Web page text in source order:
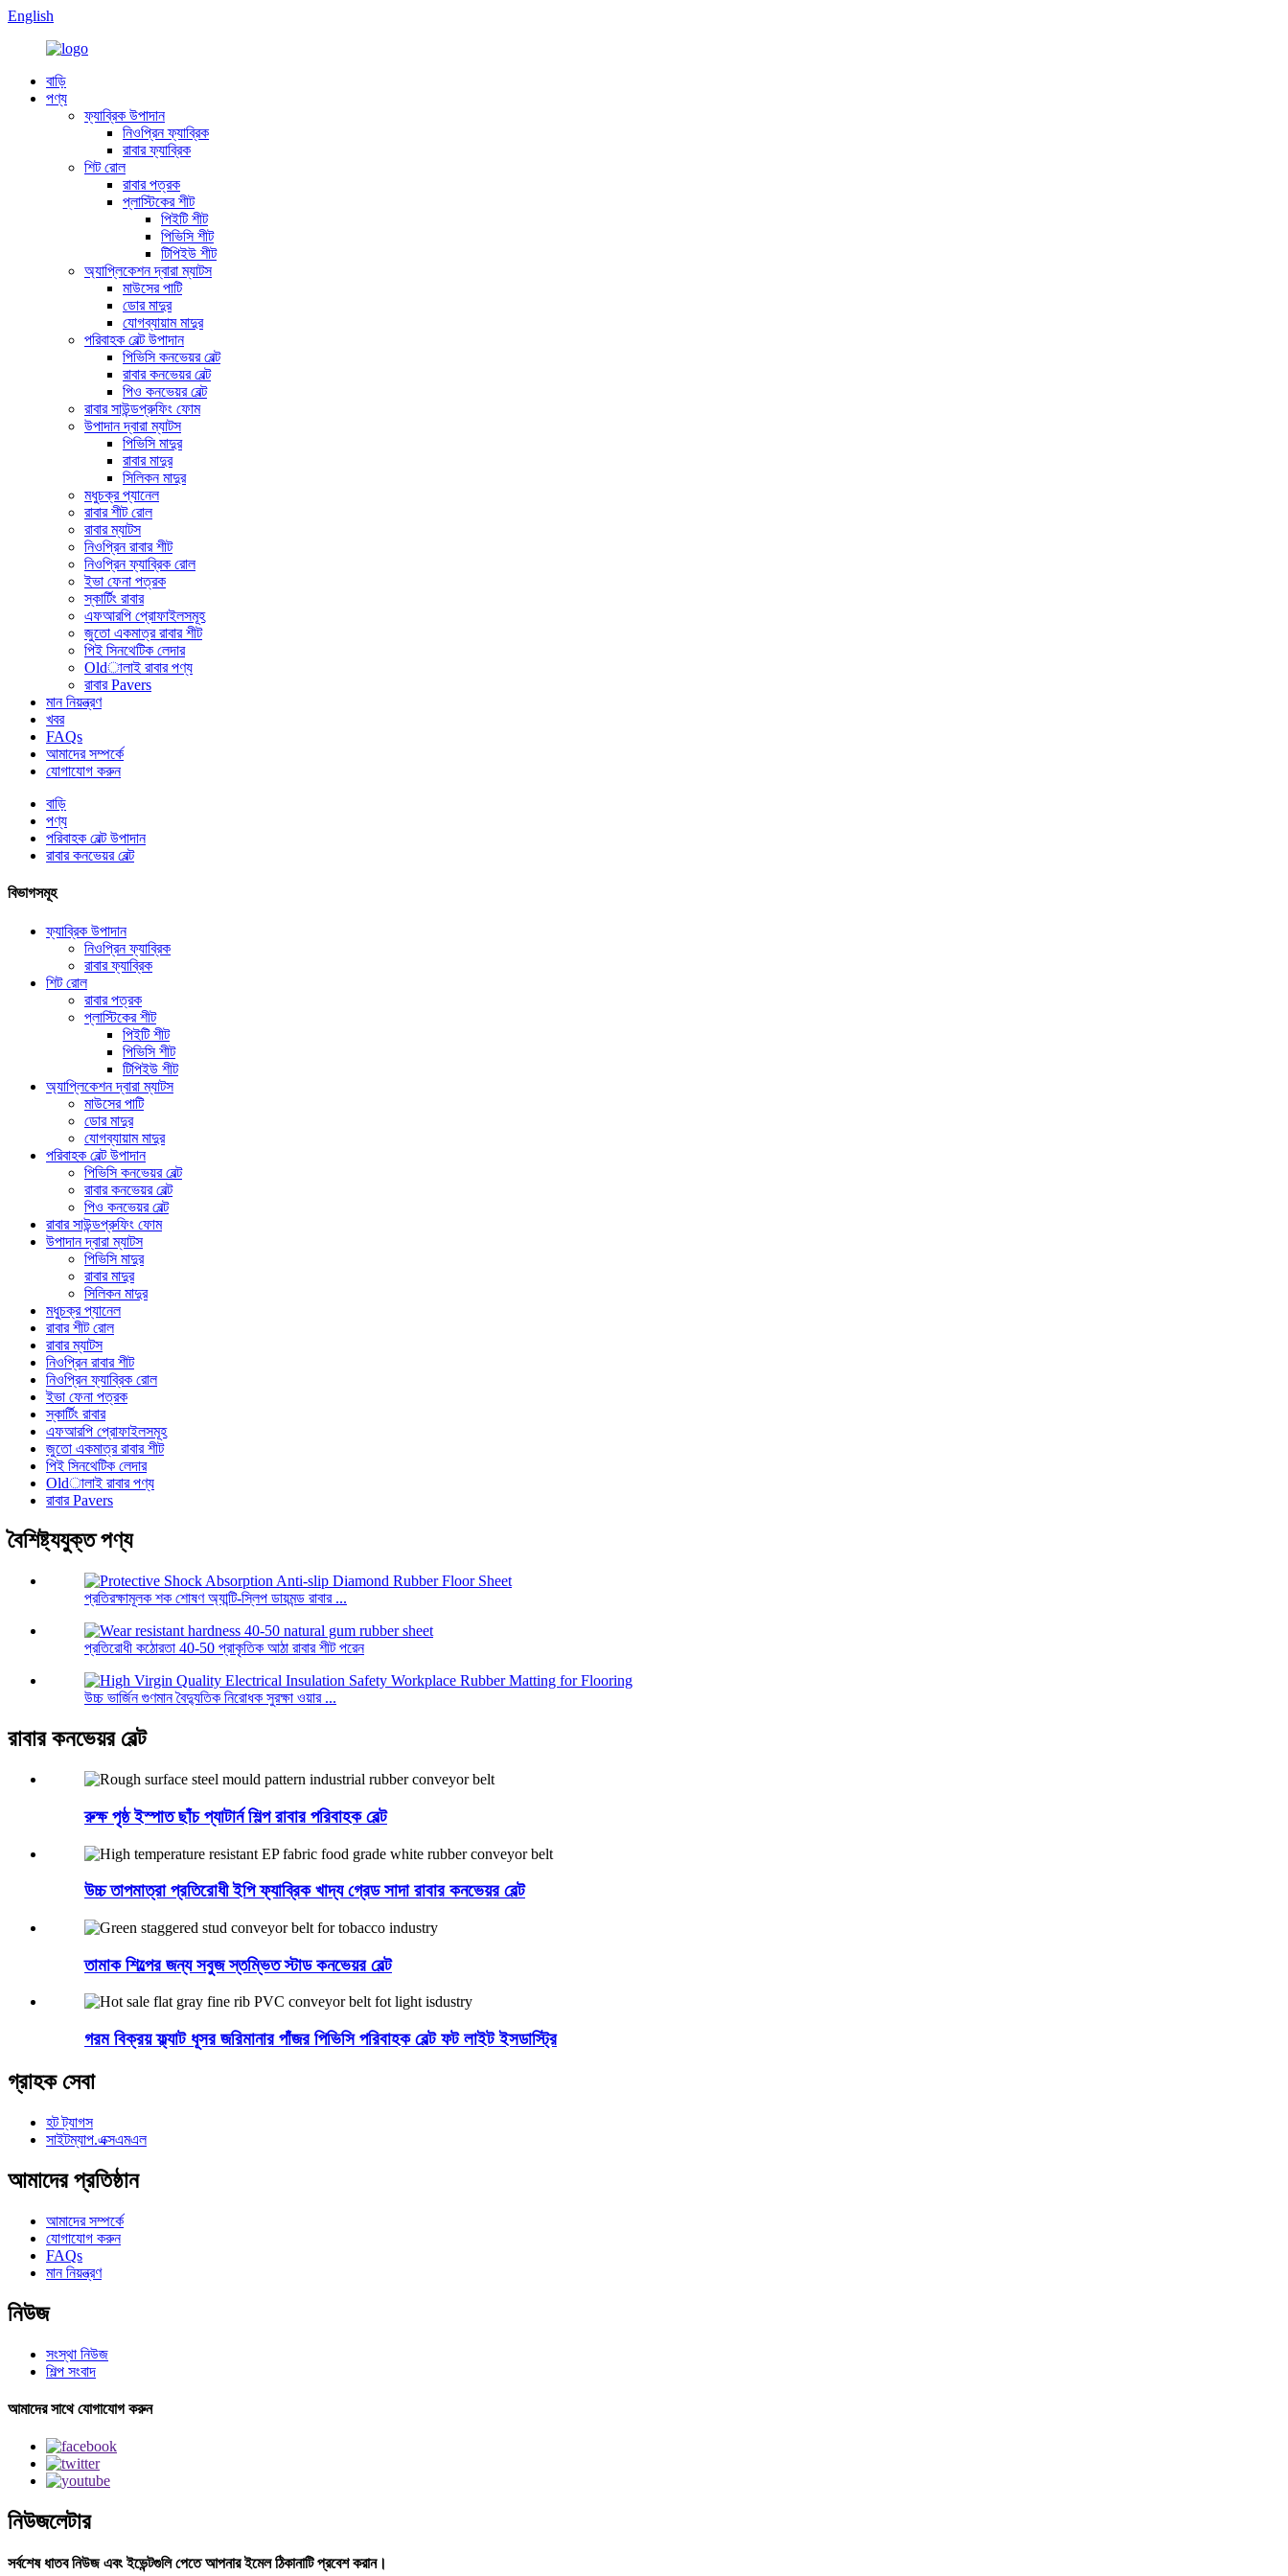
English
বাড়ি
পণ্য
ফ্যাব্রিক উপাদান
নিওপ্রিন ফ্যাব্রিক
রাবার ফ্যাব্রিক
শিট রোল
রাবার পত্রক
প্লাস্টিকের শীট
পিইটি শীট
পিভিসি শীট
টিপিইউ শীট
অ্যাপ্লিকেশন দ্বারা ম্যাটস
মাউসের পাটি
ডোর মাদুর
যোগব্যায়াম মাদুর
পরিবাহক বেল্ট উপাদান
পিভিসি কনভেয়র বেল্ট
রাবার কনভেয়র বেল্ট
পিও কনভেয়র বেল্ট
রাবার সাউন্ডপ্রুফিং ফোম
উপাদান দ্বারা ম্যাটস
পিভিসি মাদুর
রাবার মাদুর
সিলিকন মাদুর
মধুচক্র প্যানেল
রাবার শীট রোল
রাবার ম্যাটস
নিওপ্রিন রাবার শীট
নিওপ্রিন ফ্যাব্রিক রোল
ইভা ফেনা পত্রক
স্কার্টিং রাবার
এফআরপি প্রোফাইলসমূহ
জুতো একমাত্র রাবার শীট
পিই সিনথেটিক লেদার
Oldালাই রাবার পণ্য
রাবার Pavers
মান নিয়ন্ত্রণ
খবর
FAQs
আমাদের সম্পর্কে
যোগাযোগ করুন
বাড়ি
পণ্য
পরিবাহক বেল্ট উপাদান
রাবার কনভেয়র বেল্ট
বিভাগসমূহ
ফ্যাব্রিক উপাদান
নিওপ্রিন ফ্যাব্রিক
রাবার ফ্যাব্রিক
শিট রোল
রাবার পত্রক
প্লাস্টিকের শীট
পিইটি শীট
পিভিসি শীট
টিপিইউ শীট
অ্যাপ্লিকেশন দ্বারা ম্যাটস
মাউসের পাটি
ডোর মাদুর
যোগব্যায়াম মাদুর
পরিবাহক বেল্ট উপাদান
পিভিসি কনভেয়র বেল্ট
রাবার কনভেয়র বেল্ট
পিও কনভেয়র বেল্ট
রাবার সাউন্ডপ্রুফিং ফোম
উপাদান দ্বারা ম্যাটস
পিভিসি মাদুর
রাবার মাদুর
সিলিকন মাদুর
মধুচক্র প্যানেল
রাবার শীট রোল
রাবার ম্যাটস
নিওপ্রিন রাবার শীট
নিওপ্রিন ফ্যাব্রিক রোল
ইভা ফেনা পত্রক
স্কার্টিং রাবার
এফআরপি প্রোফাইলসমূহ
জুতো একমাত্র রাবার শীট
পিই সিনথেটিক লেদার
Oldালাই রাবার পণ্য
রাবার Pavers
বৈশিষ্ট্যযুক্ত পণ্য
প্রতিরক্ষামূলক শক শোষণ অ্যান্টি-স্লিপ ডায়মন্ড রাবার ...
প্রতিরোধী কঠোরতা 40-50 প্রাকৃতিক আঠা রাবার শীট পরেন
উচ্চ ভার্জিন গুণমান বৈদ্যুতিক নিরোধক সুরক্ষা ওয়ার ...
রাবার কনভেয়র বেল্ট
রুক্ষ পৃষ্ঠ ইস্পাত ছাঁচ প্যাটার্ন শিল্প রাবার পরিবাহক বেল্ট
উচ্চ তাপমাত্রা প্রতিরোধী ইপি ফ্যাব্রিক খাদ্য গ্রেড সাদা রাবার কনভেয়র বেল্ট
তামাক শিল্পের জন্য সবুজ স্তম্ভিত স্টাড কনভেয়র বেল্ট
গরম বিক্রয় ফ্ল্যাট ধূসর জরিমানার পাঁজর পিভিসি পরিবাহক বেল্ট ফট লাইট ইসডাস্ট্রি
গ্রাহক সেবা
হট ট্যাগস
সাইটম্যাপ.এক্সএমএল
আমাদের প্রতিষ্ঠান
আমাদের সম্পর্কে
যোগাযোগ করুন
FAQs
মান নিয়ন্ত্রণ
নিউজ
সংস্থা নিউজ
শিল্প সংবাদ
আমাদের সাথে যোগাযোগ করুন
নিউজলেটার
সর্বশেষ ধাতব নিউজ এবং ইভেন্টগুলি পেতে আপনার ইমেল ঠিকানাটি প্রবেশ করান।